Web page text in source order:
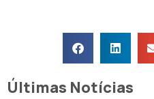
Últimas Notícias